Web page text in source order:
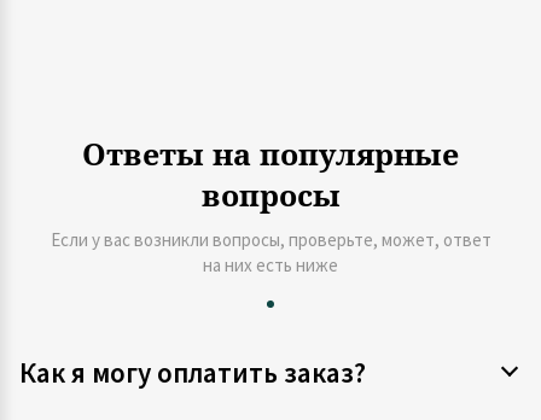
Ответы на популярные
вопросы
Если у вас возникли вопросы, проверьте, может, ответ
на них есть ниже
Как я могу оплатить заказ?